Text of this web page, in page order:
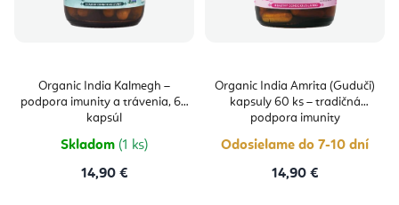
Organic India Kalmegh –
podpora imunity a trávenia, 60
kapsúl
Skladom (1 ks)
14,90 €
Organic India Amrita (Guduči)
kapsuly 60 ks – tradičná
podpora imunity
Odosielame do 7-10 dní
14,90 €